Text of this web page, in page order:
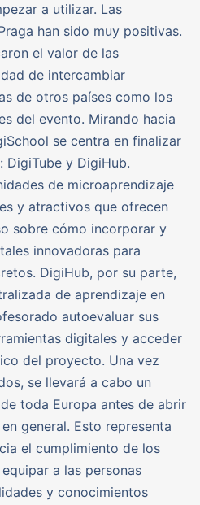
a utilizar. Las
han sido muy positivas.
el valor de las
de intercambiar
de otros países como los
del evento. Mirando hacia
se centra en finalizar
DigiTube y DigiHub.
de microaprendizaje
y atractivos que ofrecen
sobre cómo incorporar y
innovadoras para
DigiHub, por su parte,
de aprendizaje en
autoevaluar sus
digitales y acceder
del proyecto. Una vez
se llevará a cabo un
toda Europa antes de abrir
general. Esto representa
el cumplimiento de los
a las personas
y conocimientos